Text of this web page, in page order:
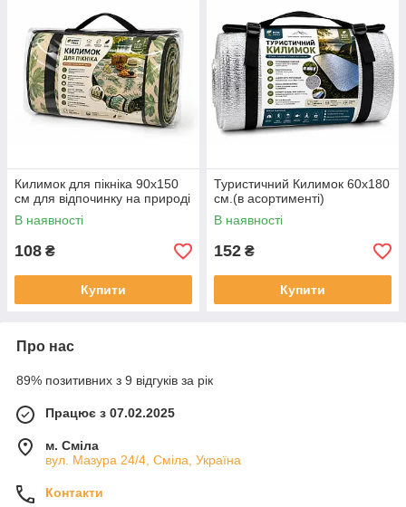
Килимок для пікніка 90x150
см для відпочинку на природі
В наявності
108 ₴
Купити
Туристичний Килимок 60х180
см.(в асортименті)
В наявності
152 ₴
Купити
Про нас
89% позитивних з 9 відгуків за рік
Працює з 07.02.2025
м. Сміла
вул. Мазура 24/4, Сміла, Україна
Контакти